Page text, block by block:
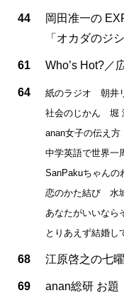
44
岡田准一の
「オカダのジ
61 Who’s Hot?／
64
紙のラジオ 朝井
社会のじかん 堀
anan女子の伝え
中学英語で世界
SanPakuちゃん
恋のかた結び 水
あなたがいいな
とりあえず結婚
68 江原啓之の七
69 anan総研 お題